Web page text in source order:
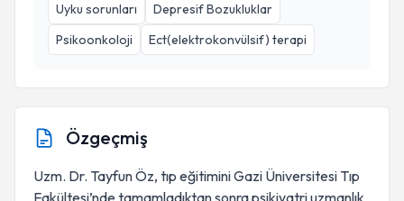
Uyku sorunları
Depresif Bozukluklar
Psikoonkoloji
Ect(elektrokonvülsif) terapi
Özgeçmiş
Uzm. Dr. Tayfun Öz, tıp eğitimini Gazi Üniversitesi Tıp
Fakültesi’nde tamamladıktan sonra psikiyatri uzmanlık